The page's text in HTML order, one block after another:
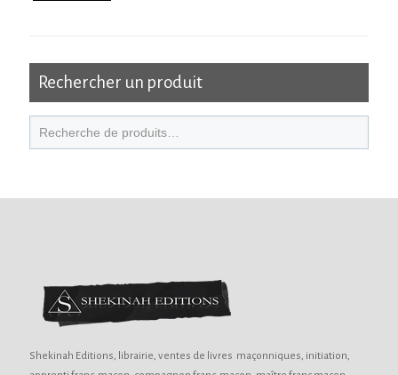
Rechercher un produit
Shekinah Editions, librairie, ventes de livres maçonniques, initiation,